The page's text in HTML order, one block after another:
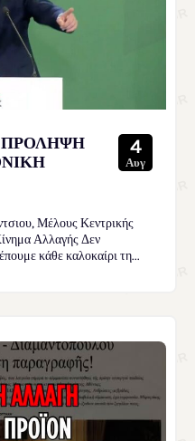
ΠΡΟΛΗΨΗ
4
Αυγ
Αλλαγής Δεν
κάθε καλοκαίρι τη...